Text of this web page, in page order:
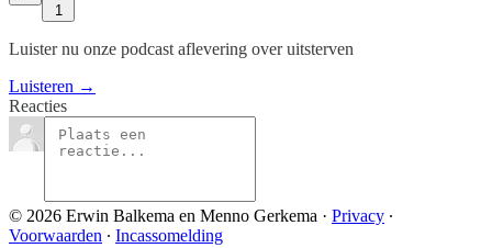
1
Luister nu onze podcast aflevering over uitsterven
Luisteren →
Reacties
© 2026 Erwin Balkema en Menno Gerkema · Privacy ∙
Voorwaarden ∙ Incassomelding